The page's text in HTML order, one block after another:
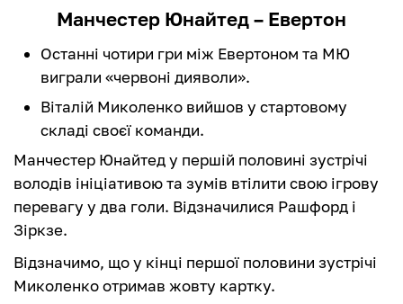
Манчестер Юнайтед – Евертон
Останні чотири гри між Евертоном та МЮ
виграли «червоні дияволи‎».
Віталій Миколенко вийшов у стартовому
складі своєї команди.
Манчестер Юнайтед у першій половині зустрічі
володів ініціативою та зумів втілити свою ігрову
перевагу у два голи. Відзначилися Рашфорд і
Зіркзе.
Відзначимо, що у кінці першої половини зустрічі
Миколенко отримав жовту картку.